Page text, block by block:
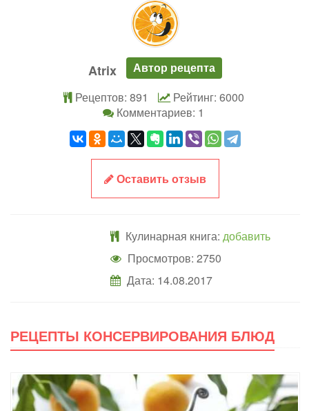
Atrix
Автор рецепта
Рецептов: 891
Рейтинг: 6000
Комментариев: 1
Оставить отзыв
Кулинарная книга: добавить
Просмотров: 2750
Дата: 14.08.2017
РЕЦЕПТЫ КОНСЕРВИРОВАНИЯ БЛЮД